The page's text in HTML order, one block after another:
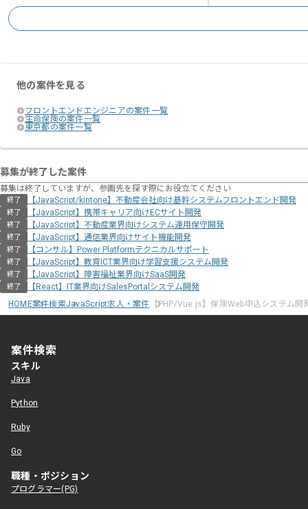
他の案件を見る
フロントエンドエンジニアの案件一覧
生命保険の案件一覧
東京都の案件一覧
募集が終了した案件
募集は終了していますが、参画先を探す際にお役立てください
終了 【JavaScript/kintone】不動産会社向け基幹システムフロントエンド開発
終了 【JavaScript】携帯キャリア向けECサイト開発
終了 【JavaScript】不動産業界向けシステム運用保守開発
終了 【JavaScript】通信業界向けサイト機能開発
終了 【コンサル】Power Platformテクニカルサポート
終了 【JavaScript】教育ICT業界向け学習支援システム開発
終了 【JavaScript】障害福祉業界向けSaaS開発
終了
【React】IT業界向けSalesPortalシステム開発
HOME案件検索JavaScript求人・案件 【PHP/Vue.js】保険Web申込システム開
案件検索
スキル
Java
Python
Ruby
Go
職種・ポジション
プログラマー(PG)